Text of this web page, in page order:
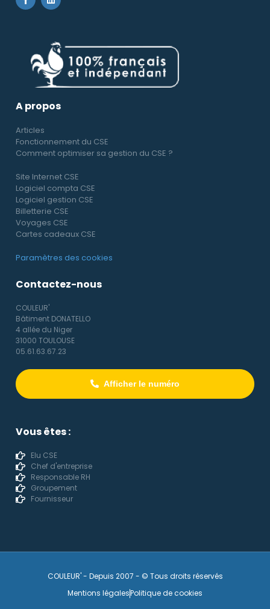
A propos
Articles
Fonctionnement du CSE
Comment optimiser sa gestion du CSE ?
Site Internet CSE
Logiciel compta CSE
Logiciel gestion CSE
Billetterie CSE
Voyages CSE
Cartes cadeaux CSE
Paramètres des cookies
Contactez-nous
COULEUR'
Bâtiment DONATELLO
4 allée du Niger
31000 TOULOUSE
05.61.63.67.23
Afficher le numéro
Vous êtes :
Elu CSE
Chef d'entreprise
Responsable RH
Groupement
Fournisseur
COULEUR' - Depuis 2007 - © Tous droits réservés
Mentions légalesPolitique de cookies